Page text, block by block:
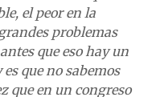
el peor en la
problemas
que eso hay un
que no sabemos
que en un congreso